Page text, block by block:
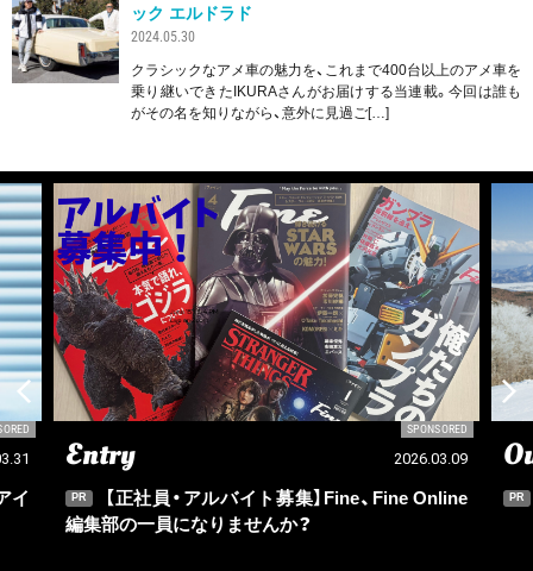
ック エルドラド
2024.05.30
クラシックなアメ車の魅力を、これまで400台以上のアメ車を
乗り継いできたIKURAさんがお届けする当連載。今回は誰も
がその名を知りながら、意外に見過ご[…]
イ
SPONSORED
Entry 2026.03.09
PR
【正社員・アルバイト募集】Fine、Fine Online
編集部の一員になりませんか？
PR